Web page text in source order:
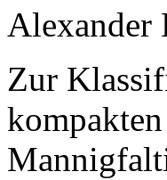
Alexander
Zur
kompakten